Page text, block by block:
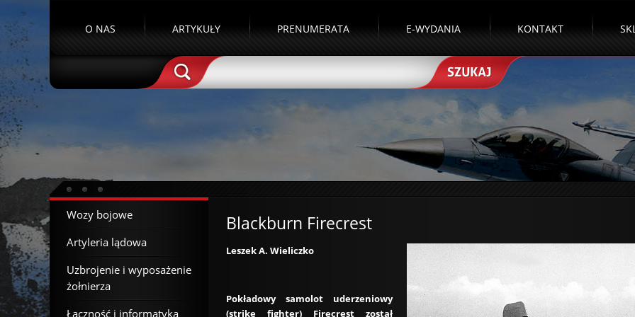
O NAS ARTYKUŁY PRENUMERATA E-WYDANIA KONTAKT
Blackburn Firecrest
Leszek A. Wieliczko
Pokładowy samolot uderzeniowy
(strike fighter) Firecrest został
Wozy bojowe
Artyleria lądowa
Uzbrojenie i wyposażenie
żołnierza
Łączność i informatyka